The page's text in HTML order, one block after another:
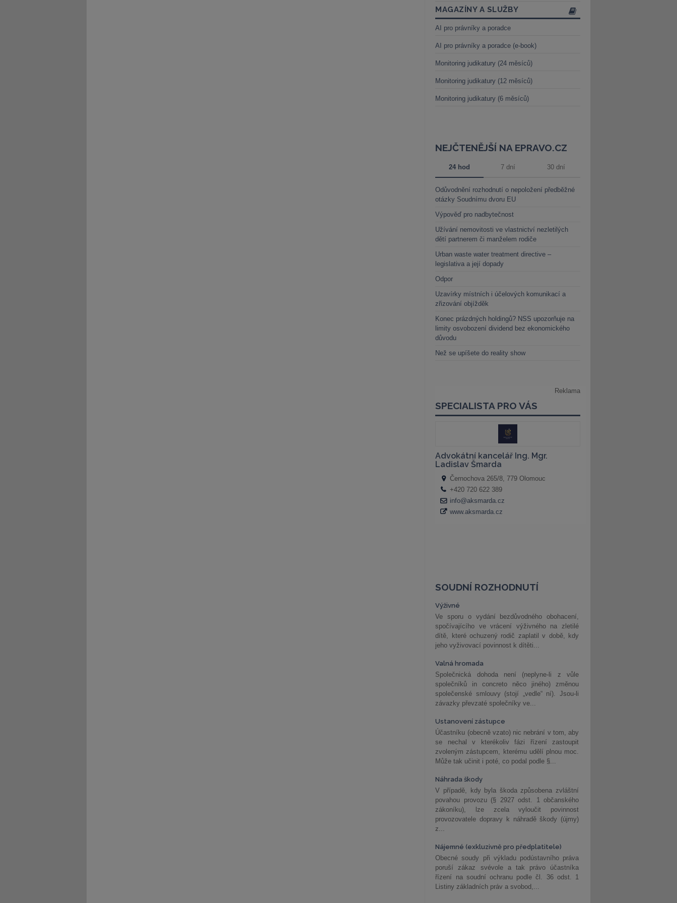
MAGAZÍNY A SLUŽBY
AI pro právníky a poradce
AI pro právníky a poradce (e-book)
Monitoring judikatury (24 měsíců)
Monitoring judikatury (12 měsíců)
Monitoring judikatury (6 měsíců)
NEJČTENĚJŠÍ NA EPRAVO.CZ
24 hod 7 dní 30 dní
Odůvodnění rozhodnutí o nepoložení předběžné
otázky Soudnímu dvoru EU
Výpověď pro nadbytečnost
Užívání nemovitosti ve vlastnictví nezletilých
dětí partnerem či manželem rodiče
Urban waste water treatment directive –
legislativa a její dopady
Odpor
Uzavírky místních i účelových komunikací a
zřizování objížděk
Konec prázdných holdingů? NSS upozorňuje na
limity osvobození dividend bez ekonomického
důvodu
Než se upíšete do reality show
SOUDNÍ ROZHODNUTÍ
Výživné
Ve sporu o vydání bezdůvodného obohacení,
spočívajícího ve vrácení výživného na zletilé
dítě, které ochuzený rodič zaplatil v době, kdy
jeho vyživovací povinnost k dítěti...
Valná hromada
Společnická dohoda není (neplyne-li z vůle
společníků in concreto něco jiného) změnou
společenské smlouvy (stojí „vedle“ ní). Jsou-li
závazky převzaté společníky ve...
Ustanovení zástupce
Účastníku (obecně vzato) nic nebrání v tom, aby
se nechal v kterékoliv fázi řízení zastoupit
zvoleným zástupcem, kterému udělí plnou moc.
Může tak učinit i poté, co podal podle §...
Náhrada škody
V případě, kdy byla škoda způsobena zvláštní
povahou provozu (§ 2927 odst. 1 občanského
zákoníku), lze zcela vyloučit povinnost
provozovatele dopravy k náhradě škody (újmy)
z...
Nájemné (exkluzivně pro předplatitele)
Obecné soudy při výkladu podústavního práva
poruší zákaz svévole a tak právo účastníka
řízení na soudní ochranu podle čl. 36 odst. 1
Listiny základních práv a svobod,...